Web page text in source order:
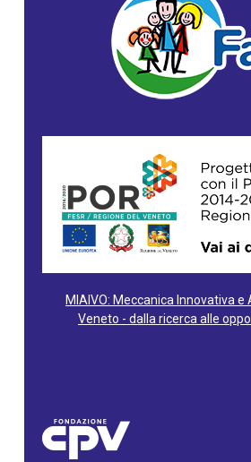
MIAIVO: Meccanica Innovativa e
Veneto - dalla ricerca alle